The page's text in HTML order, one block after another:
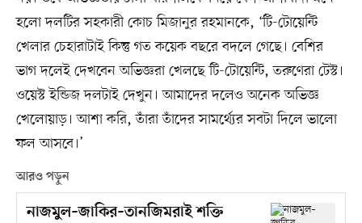
হলো দলটির সহকারী কোচ মিজানুর রহমানকে, ‘টি-টোয়েন্টি
খেলার চেহারাটাই কিন্তু গত কয়েক বছরে বদলে গেছে। বেশির
ভাগ দলেই দেখবেন অভিজ্ঞরা খেলছে টি-টোয়েন্টি, তরুণেরা টেস্ট।
ওয়েস্ট ইন্ডিজ দলটাই দেখুন। আমাদের দলেও অনেক অভিজ্ঞ
খেলোয়াড়। আশা করি, তাঁরা তাঁদের সামর্থ্যের সবটা দিলে ভালো
ফল আসবে।’
আরও পড়ুন
নাজমুল–জাকির–তানজিমরাই শক্তি